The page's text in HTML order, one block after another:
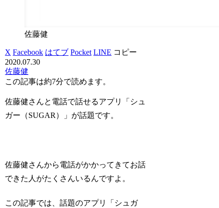
佐藤健
X Facebook はてブ Pocket LINE コピー
2020.07.30
佐藤健
この記事は約7分で読めます。
佐藤健さんと電話で話せるアプリ「シュ
ガー（SUGAR）」が話題です。
佐藤健さんから電話がかかってきてお話
できた人がたくさんいるんですよ。
この記事では、話題のアプリ「シュガ